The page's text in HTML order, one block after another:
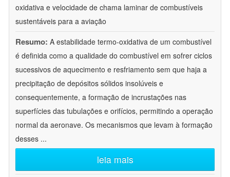
oxidativa e velocidade de chama laminar de combustíveis
sustentáveis para a aviação
Resumo: A estabilidade termo-oxidativa de um combustível
é definida como a qualidade do combustível em sofrer ciclos
sucessivos de aquecimento e resfriamento sem que haja a
precipitação de depósitos sólidos insolúveis e
consequentemente, a formação de incrustações nas
superfícies das tubulações e orifícios, permitindo a operação
normal da aeronave. Os mecanismos que levam à formação
desses ...
leia mais